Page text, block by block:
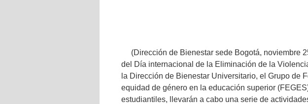
(Dirección de Bienestar sede Bogotá, noviembre
del Día internacional de la Eliminación de la
la Dirección de Bienestar Universitario, el Grupo de
equidad de género en la educación superior
estudiantiles, llevarán a cabo una serie de